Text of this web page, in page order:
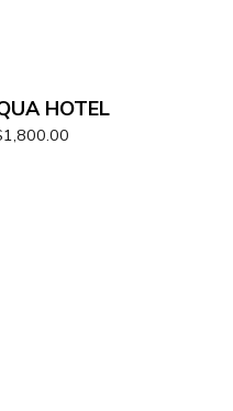
HOTEL
1,800.00